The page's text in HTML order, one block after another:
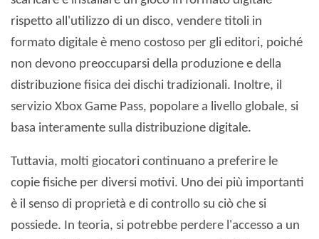
rispetto all'utilizzo di un disco, vendere titoli in
formato digitale è meno costoso per gli editori, poiché
non devono preoccuparsi della produzione e della
distribuzione fisica dei dischi tradizionali. Inoltre, il
servizio Xbox Game Pass, popolare a livello globale, si
basa interamente sulla distribuzione digitale.
Tuttavia, molti giocatori continuano a preferire le
copie fisiche per diversi motivi. Uno dei più importanti
è il senso di proprietà e di controllo su ciò che si
possiede. In teoria, si potrebbe perdere l'accesso a un